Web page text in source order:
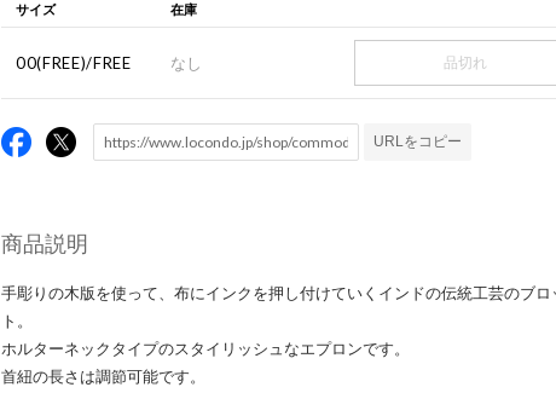
サイズ 在庫
00(FREE)/FREE なし 品切れ
URLをコピー
商品説明
手彫りの木版を使って、布にインクを押し付けていくインドの伝統工芸のブロ
ト。
ホルターネックタイプのスタイリッシュなエプロンです。
首紐の長さは調節可能です。